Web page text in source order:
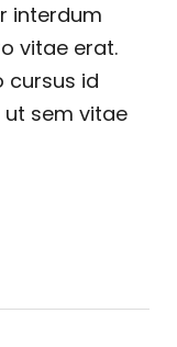
interdum
vitae erat.
cursus id
ut sem vitae